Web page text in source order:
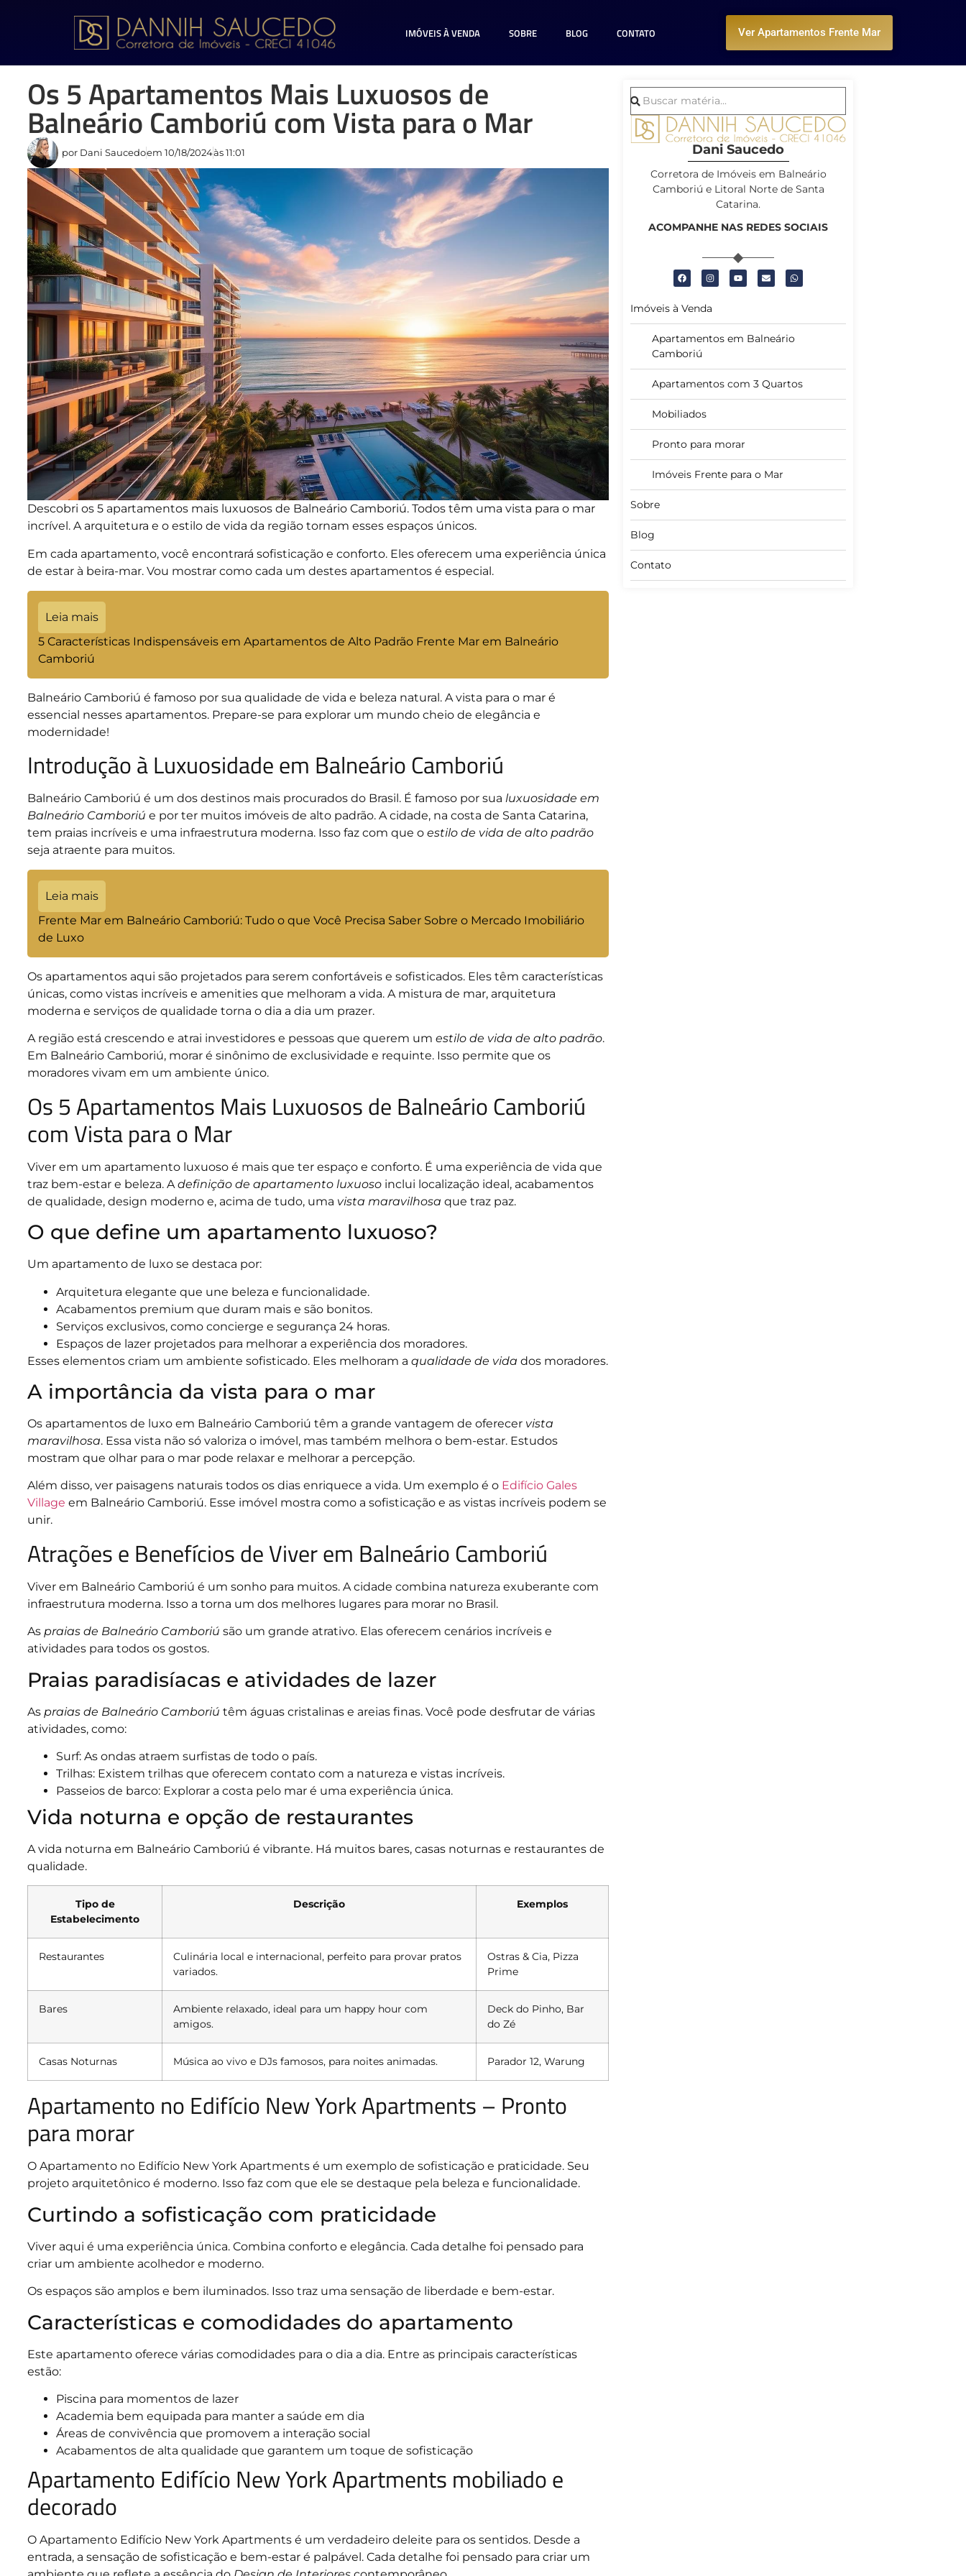
IMÓVEIS À VENDA SOBRE BLOG CONTATO Ver Apartamentos Frente Mar
Os 5 Apartamentos Mais Luxuosos de
Balneário Camboriú com Vista para o Mar
por Dani Saucedoem 10/18/2024às11:01
Descobri os 5 apartamentos mais luxuosos de Balneário Camboriú. Todos têm uma vista para o mar
incrível. A arquitetura e o estilo de vida da região tornam esses espaços únicos.
Em cada apartamento, você encontrará sofisticação e conforto. Eles oferecem uma experiência única
de estar à beira-mar. Vou mostrar como cada um destes apartamentos é especial.
Leia mais
5 Características Indispensáveis em Apartamentos de Alto Padrão Frente Mar em Balneário
Camboriú
Balneário Camboriú é famoso por sua qualidade de vida e beleza natural. A vista para o mar é
essencial nesses apartamentos. Prepare-se para explorar um mundo cheio de elegância e
modernidade!
Introdução à Luxuosidade em Balneário Camboriú
Balneário Camboriú é um dos destinos mais procurados do Brasil. É famoso por sua luxuosidade em
Balneário Camboriú e por ter muitos imóveis de alto padrão. A cidade, na costa de Santa Catarina,
tem praias incríveis e uma infraestrutura moderna. Isso faz com que o estilo de vida de alto padrão
seja atraente para muitos.
Leia mais
Frente Mar em Balneário Camboriú: Tudo o que Você Precisa Saber Sobre o Mercado Imobiliário
de Luxo
Os apartamentos aqui são projetados para serem confortáveis e sofisticados. Eles têm características
únicas, como vistas incríveis e amenities que melhoram a vida. A mistura de mar, arquitetura
moderna e serviços de qualidade torna o dia a dia um prazer.
A região está crescendo e atrai investidores e pessoas que querem um estilo de vida de alto padrão.
Em Balneário Camboriú, morar é sinônimo de exclusividade e requinte. Isso permite que os
moradores vivam em um ambiente único.
Os 5 Apartamentos Mais Luxuosos de Balneário Camboriú
com Vista para o Mar
Viver em um apartamento luxuoso é mais que ter espaço e conforto. É uma experiência de vida que
traz bem-estar e beleza. Adefinição de apartamento luxuoso inclui localização ideal, acabamentos
de qualidade, design moderno e, acima de tudo, uma vista maravilhosa que traz paz.
O que define um apartamento luxuoso?
Um apartamento de luxo se destaca por:
Arquitetura elegante que une beleza e funcionalidade.
Acabamentos premium que duram mais e são bonitos.
Serviços exclusivos, como concierge e segurança 24 horas.
Espaços de lazer projetados para melhorar a experiência dos moradores.
Esses elementos criam um ambiente sofisticado. Eles melhoram a qualidade de vida dos moradores.
A importância da vista para o mar
Os apartamentos de luxo em Balneário Camboriú têm a grande vantagem de oferecer vista
maravilhosa. Essa vista não só valoriza o imóvel, mas também melhora o bem-estar. Estudos
mostram que olhar para o mar pode relaxar e melhorar a percepção.
Além disso, ver paisagens naturais todos os dias enriquece a vida. Um exemplo é o Edifício Gales
Village em Balneário Camboriú. Esse imóvel mostra como a sofisticação e as vistas incríveis podem se
unir.
Atrações e Benefícios de Viver em Balneário Camboriú
Viver em Balneário Camboriú é um sonho para muitos. A cidade combina natureza exuberante com
infraestrutura moderna. Isso a torna um dos melhores lugares para morar no Brasil.
As praias de Balneário Camboriú são um grande atrativo. Elas oferecem cenários incríveis e
atividades para todos os gostos.
Praias paradisíacas e atividades de lazer
As praias de Balneário Camboriú têm águas cristalinas e areias finas. Você pode desfrutar de várias
atividades, como:
Surf: As ondas atraem surfistas de todo o país.
Trilhas: Existem trilhas que oferecem contato com a natureza e vistas incríveis.
Passeios de barco: Explorar a costa pelo mar é uma experiência única.
Vida noturna e opção de restaurantes
A vida noturna em Balneário Camboriú é vibrante. Há muitos bares, casas noturnas e restaurantes de
qualidade.
Tipo de
Estabelecimento
Descrição Exemplos
Restaurantes
Culinária local e internacional, perfeito para provar pratos
variados.
Ostras & Cia, Pizza
Prime
Bares
Ambiente relaxado, ideal para um happy hour com
amigos.
Deck do Pinho, Bar
do Zé
Casas Noturnas Música ao vivo e DJs famosos, para noites animadas. Parador 12, Warung
Apartamento no Edifício New York Apartments – Pronto
para morar
O Apartamento no Edifício New York Apartments é um exemplo de sofisticação e praticidade. Seu
projeto arquitetônico é moderno. Isso faz com que ele se destaque pela beleza e funcionalidade.
Curtindo a sofisticação com praticidade
Viver aqui é uma experiência única. Combina conforto e elegância. Cada detalhe foi pensado para
criar um ambiente acolhedor e moderno.
Os espaços são amplos e bem iluminados. Isso traz uma sensação de liberdade e bem-estar.
Características e comodidades do apartamento
Este apartamento oferece várias comodidades para o dia a dia. Entre as principais características
estão:
Piscina para momentos de lazer
Academia bem equipada para manter a saúde em dia
Áreas de convivência que promovem a interação social
Acabamentos de alta qualidade que garantem um toque de sofisticação
Apartamento Edifício New York Apartments mobiliado e
decorado
O Apartamento Edifício New York Apartments é um verdadeiro deleite para os sentidos. Desde a
entrada, a sensação de sofisticação e bem-estar é palpável. Cada detalhe foi pensado para criar um
Dani Saucedo
Corretora de Imóveis em Balneário
Camboriú e Litoral Norte de Santa
Catarina.
ACOMPANHE NAS REDES SOCIAIS
Imóveis à Venda
Apartamentos em Balneário
Camboriú
Apartamentos com 3 Quartos
Mobiliados
Pronto para morar
Imóveis Frente para o Mar
Sobre
Blog
Contato